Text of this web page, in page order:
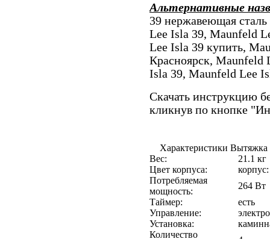
Альтернативные
39 нержавеющая
Lee Isla 39, Maunfeld
Lee Isla 39 купить,
Красноярск, Maunfeld
Isla 39, Maunfeld Lee
Скачать инструкцию
кликнув по кнопке
Характеристики
Вес:
21.1 кг
Цвет корпуса:
Потребляемая
мощность:
264 Вт
Таймер:
есть
Управление:
Установка:
Количество